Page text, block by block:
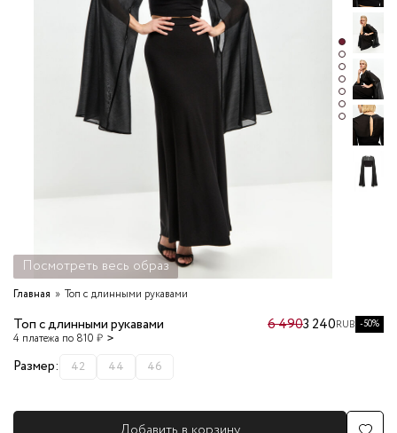
Посмотреть весь образ
Главная Топ с длинными рукавами
Топ с длинными рукавами
4 платежа по 810 ₽
6 4903 240RUB -50%
Размер: 42 44 46